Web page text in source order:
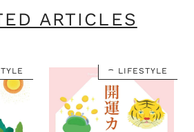
ARTICLES
LIFESTYLE